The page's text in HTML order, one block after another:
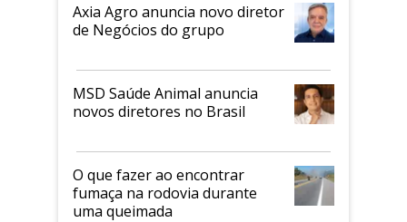
Axia Agro anuncia novo diretor
de Negócios do grupo
MSD Saúde Animal anuncia
novos diretores no Brasil
O que fazer ao encontrar
fumaça na rodovia durante
uma queimada